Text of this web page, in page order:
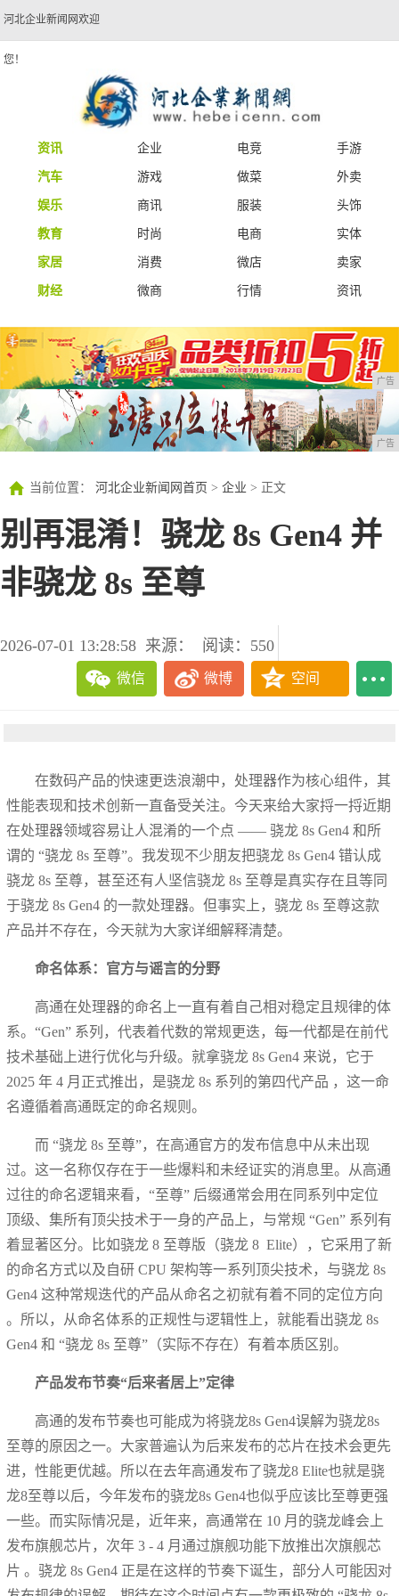
河北企业新闻网欢迎
您！
资讯 企业 电竞
手游
汽车
游戏 做菜
外卖
娱乐
商讯 服装
头饰
教育
时尚 电商
实体
家居
消费 微店
卖家
财经
微商 行情 资讯
广告
广告
当前位置： 河北企业新闻网首页 > 企业 > 正文
别再混淆！骁龙 8s Gen4 并
非骁龙 8s 至尊
2026-07-01 13:28:58 来源： 阅读：550
微信 微博 空间
在数码产品的快速更迭浪潮中，处理器作为核心组件，其
性能表现和技术创新一直备受关注。今天来给大家捋一捋近期
在处理器领域容易让人混淆的一个点 —— 骁龙 8s Gen4 和所
谓的 “骁龙 8s 至尊”。我发现不少朋友把骁龙 8s Gen4 错认成
骁龙 8s 至尊，甚至还有人坚信骁龙 8s 至尊是真实存在且等同
于骁龙 8s Gen4 的一款处理器。但事实上，骁龙 8s 至尊这款
产品并不存在，今天就为大家详细解释清楚。
命名体系：官方与谣言的分野
高通在处理器的命名上一直有着自己相对稳定且规律的体
系。“Gen” 系列，代表着代数的常规更迭，每一代都是在前代
技术基础上进行优化与升级。就拿骁龙 8s Gen4 来说，它于
2025 年 4 月正式推出，是骁龙 8s 系列的第四代产品 ，这一命
名遵循着高通既定的命名规则。
而 “骁龙 8s 至尊”，在高通官方的发布信息中从未出现
过。这一名称仅存在于一些爆料和未经证实的消息里。从高通
过往的命名逻辑来看，“至尊” 后缀通常会用在同系列中定位
顶级、集所有顶尖技术于一身的产品上，与常规 “Gen” 系列有
着显著区分。比如骁龙 8 至尊版（骁龙 8 Elite），它采用了新
的命名方式以及自研 CPU 架构等一系列顶尖技术，与骁龙 8s
Gen4 这种常规迭代的产品从命名之初就有着不同的定位方向
。所以，从命名体系的正规性与逻辑性上，就能看出骁龙 8s
Gen4 和 “骁龙 8s 至尊”（实际不存在）有着本质区别。
产品发布节奏“后来者居上”定律
高通的发布节奏也可能成为将骁龙8s Gen4误解为骁龙8s
至尊的原因之一。大家普遍认为后来发布的芯片在技术会更先
进，性能更优越。所以在去年高通发布了骁龙8 Elite也就是骁
龙8至尊以后，今年发布的骁龙8s Gen4也似乎应该比至尊更强
一些。而实际情况是，近年来，高通常在 10 月的骁龙峰会上
发布旗舰芯片，次年 3 - 4 月通过旗舰功能下放推出次旗舰芯
片 。骁龙 8s Gen4 正是在这样的节奏下诞生，部分人可能因对